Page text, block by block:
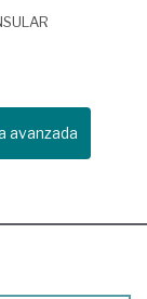
avanzada